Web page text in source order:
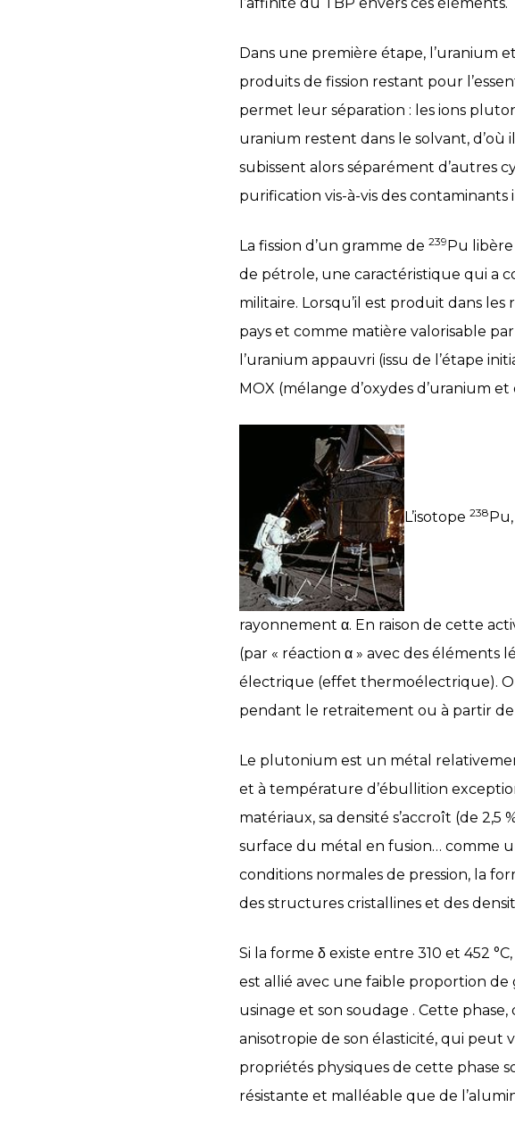
Dans une première étape, l’uranium
produits de fission restant pour
permet leur séparation : les ions
uranium restent dans le solvant,
subissent alors séparément d’autres
purification vis-à-vis des
La fission d’un gramme de 239Pu
de pétrole, une caractéristique qui a
militaire. Lorsqu’il est produit dans
pays et comme matière valorisable
l’uranium appauvri (issu de l’étape
MOX (mélange d’oxydes d’uranium
L’isotope 238
rayonnement α. En raison de cette
(par « réaction α » avec des éléments
électrique (effet thermoélectrique).
pendant le retraitement ou à partir de
Le plutonium est un métal
et à température d’ébullition
matériaux, sa densité s’accroît (de
surface du métal en fusion… comme
conditions normales de pression, la
des structures cristallines et des
Si la forme δ existe entre 310 et 452
est allié avec une faible proportion
usinage et son soudage . Cette
anisotropie de son élasticité, qui peut
propriétés physiques de cette phase
résistante et malléable que de